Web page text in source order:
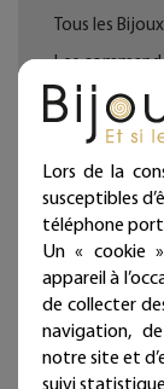
Tous les
Les
Mieux qu'un
de fer
Bijoux de
Lors de la
susceptibles
téléphone
Un « cookie
appareil à
de collecter
navigation,
notre site et
suivi